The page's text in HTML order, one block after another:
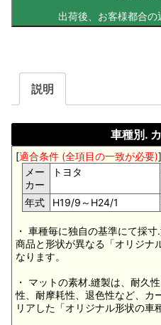
説明
車種別.
[適合条件 (全項目の一致が必要)]
メー
カー
トヨタ
年式
H19/9～H24/1
・ 車種毎に独自の基準にて採
商品と形状が異なる「オリジナ
なります。
・ マットの素材.縫製は、耐久
性、耐摩耗性、退色性など、カ
リアした「オリジナル形状の車